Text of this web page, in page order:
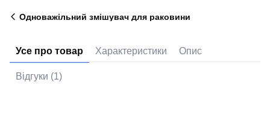
Одноважільний змішувач для раковини
Усе про товар Характеристики Опис
Відгуки (1)